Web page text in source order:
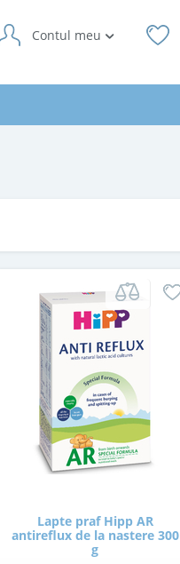
Contul meu
Lapte praf Hipp AR
antireflux de la nastere 300
g